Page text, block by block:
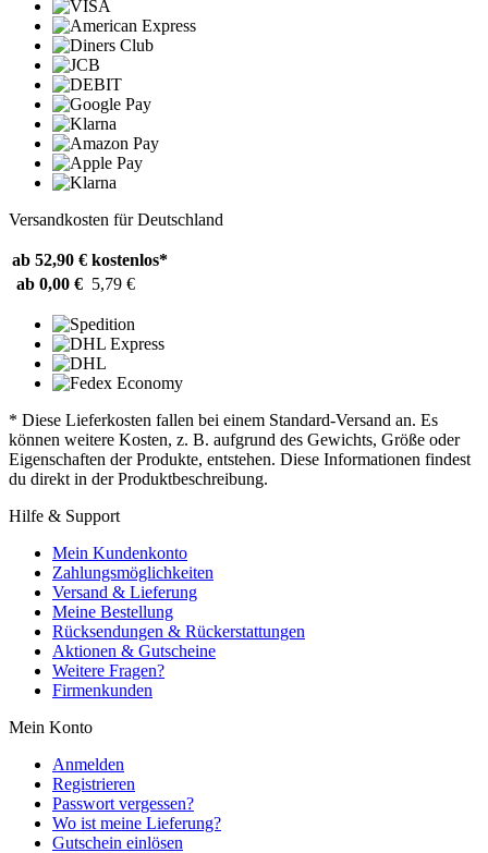
Versandkosten für Deutschland
ab 52,90 € kostenlos*
ab 0,00 € 5,79 €
* Diese Lieferkosten fallen bei einem Standard-Versand an. Es
können weitere Kosten, z. B. aufgrund des Gewichts, Größe oder
Eigenschaften der Produkte, entstehen. Diese Informationen findest
du direkt in der Produktbeschreibung.
Hilfe & Support
Mein Kundenkonto
Zahlungsmöglichkeiten
Versand & Lieferung
Meine Bestellung
Rücksendungen & Rückerstattungen
Aktionen & Gutscheine
Weitere Fragen?
Firmenkunden
Mein Konto
Anmelden
Registrieren
Passwort vergessen?
Wo ist meine Lieferung?
Gutschein einlösen